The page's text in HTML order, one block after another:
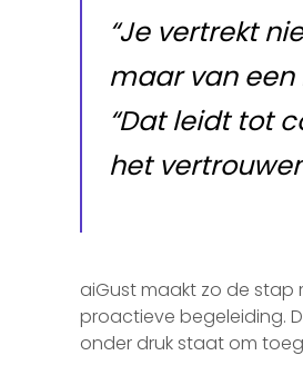
“Je vertrekt
maar van een
“Dat leidt tot
het
aiGust maakt zo de
proactieve begeleiding.
onder druk staat om